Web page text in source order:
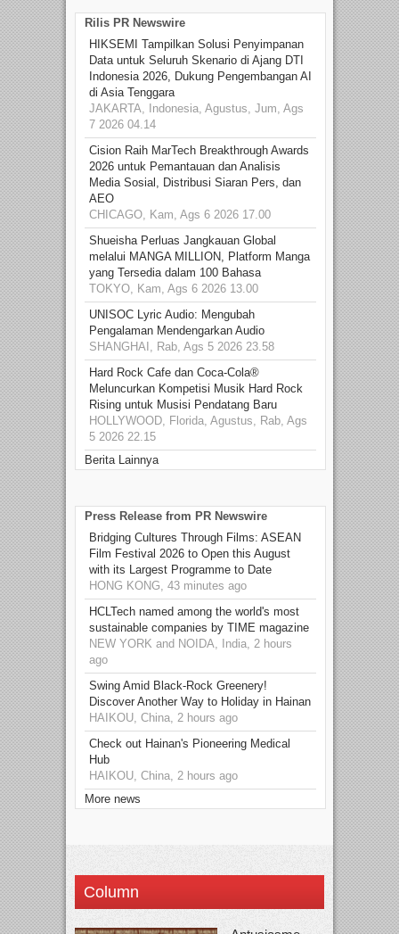
Rilis PR Newswire
HIKSEMI Tampilkan Solusi Penyimpanan
Data untuk Seluruh Skenario di Ajang DTI
Indonesia 2026, Dukung Pengembangan AI
di Asia Tenggara
JAKARTA, Indonesia, Agustus, Jum, Ags
7 2026 04.14
Cision Raih MarTech Breakthrough Awards
2026 untuk Pemantauan dan Analisis
Media Sosial, Distribusi Siaran Pers, dan
AEO
CHICAGO, Kam, Ags 6 2026 17.00
Shueisha Perluas Jangkauan Global
melalui MANGA MILLION, Platform Manga
yang Tersedia dalam 100 Bahasa
TOKYO, Kam, Ags 6 2026 13.00
UNISOC Lyric Audio: Mengubah
Pengalaman Mendengarkan Audio
SHANGHAI, Rab, Ags 5 2026 23.58
Hard Rock Cafe dan Coca-Cola®
Meluncurkan Kompetisi Musik Hard Rock
Rising untuk Musisi Pendatang Baru
HOLLYWOOD, Florida, Agustus, Rab, Ags
5 2026 22.15
Berita Lainnya
Press Release from PR Newswire
Bridging Cultures Through Films: ASEAN
Film Festival 2026 to Open this August
with its Largest Programme to Date
HONG KONG, 43 minutes ago
HCLTech named among the world's most
sustainable companies by TIME magazine
NEW YORK and NOIDA, India, 2 hours
ago
Swing Amid Black‑Rock Greenery!
Discover Another Way to Holiday in Hainan
HAIKOU, China, 2 hours ago
Check out Hainan's Pioneering Medical
Hub
HAIKOU, China, 2 hours ago
More news
Column